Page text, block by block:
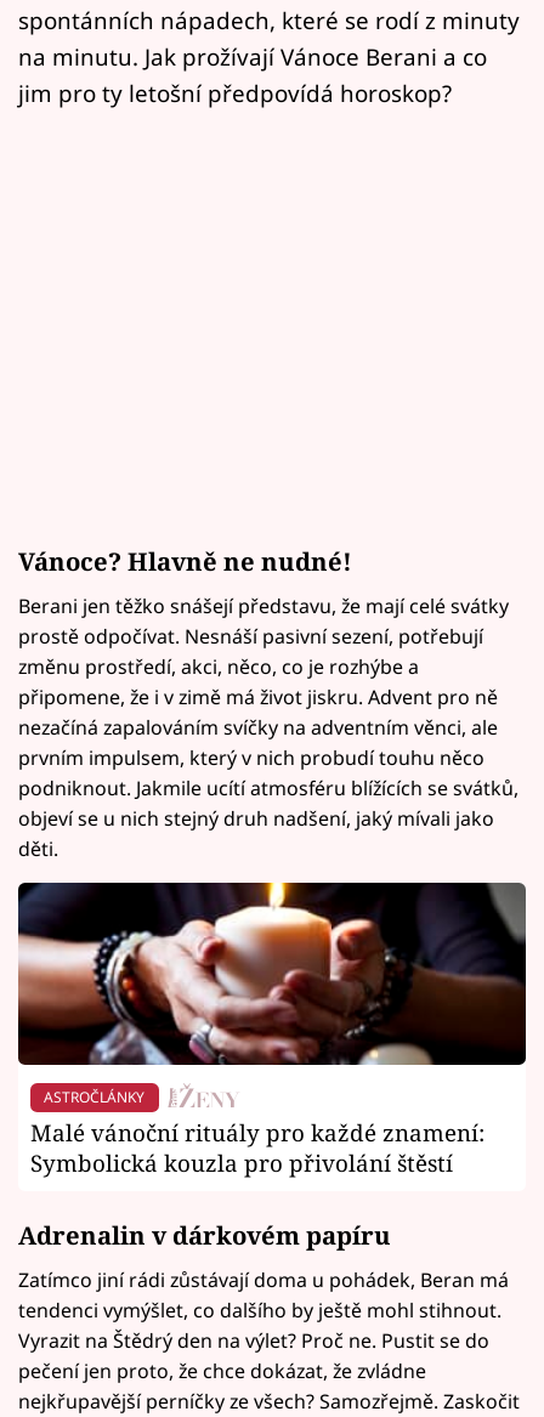
spontánních nápadech, které se rodí z minuty
na minutu. Jak prožívají Vánoce Berani a co
jim pro ty letošní předpovídá horoskop?
Vánoce? Hlavně ne nudné!
Berani jen těžko snášejí představu, že mají celé svátky
prostě odpočívat. Nesnáší pasivní sezení, potřebují
změnu prostředí, akci, něco, co je rozhýbe a
připomene, že i v zimě má život jiskru. Advent pro ně
nezačíná zapalováním svíčky na adventním věnci, ale
prvním impulsem, který v nich probudí touhu něco
podniknout. Jakmile ucítí atmosféru blížících se svátků,
objeví se u nich stejný druh nadšení, jaký mívali jako
děti.
ASTROČLÁNKY
Malé vánoční rituály pro každé znamení:
Symbolická kouzla pro přivolání štěstí
Adrenalin v dárkovém papíru
Zatímco jiní rádi zůstávají doma u pohádek, Beran má
tendenci vymýšlet, co dalšího by ještě mohl stihnout.
Vyrazit na Štědrý den na výlet? Proč ne. Pustit se do
pečení jen proto, že chce dokázat, že zvládne
nejkřupavější perníčky ze všech? Samozřejmě. Zaskočit